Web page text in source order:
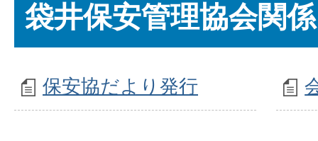
袋井保安管理協会関係
保安協だより発行